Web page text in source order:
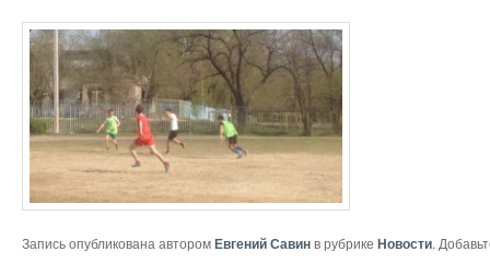
Запись опубликована авторомЕвгений Савинв рубрике Новости.